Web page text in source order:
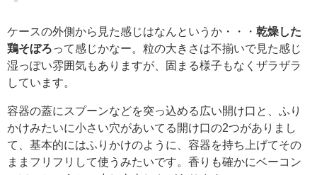
ケースの外側から見た感じはなんというか・・・ 乾燥した
鶏そぼろって感じかなー。粒の大きさは不揃いで見た感じ
湿っぽい雰囲気もありますが、固まる様子もなくザラザラ
しています。
容器の蓋にスプーンなどを突っ込める広い開け口と、ふり
かけみたいに小さい穴があいてる開け口の2つがありまし
て、基本的にはふりかけのように、容器を持ち上げてその
ままフリフリして使うみたいです。香りも確かにベーコン